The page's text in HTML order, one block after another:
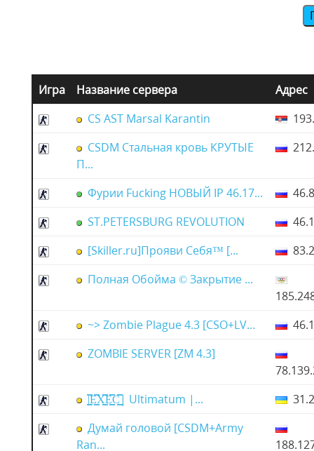
Игра Название сервера
Адрес
CS AST Marsal Karantin
CSDM Стальная кровь КРУТЫЕ
П...
Фурии Fucking НОВЫЙ IP 46.17...
ST.PETERSBURG REVOLUTION
[Skiller.ru]Прояви Себя™ [...
Полная Обойма © Закрытие ...
~> Zombie Plague 4.3 [CSO+LV...
ZOMBIE SERVER [ZM 4.3]
|͇̿E͇̿X͇̿E͇̿C͇̿| Ultimatum |...
Думай головой [CSDM+Army
Ran...